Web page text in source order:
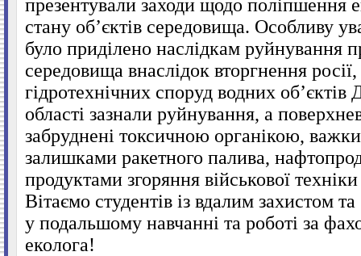
презентували заходи щодо поліпшення
стану об’єктів середовища. Особливу
було приділено наслідкам руйнування
середовища внаслідок вторгнення
гідротехнічних споруд водних об’єктів
області зазнали руйнування, а
забруднені токсичною органікою,
залишками ракетного палива,
продуктами згоряння військової
Вітаємо студентів із вдалим захистом
у подальшому навчанні та роботі за
еколога!